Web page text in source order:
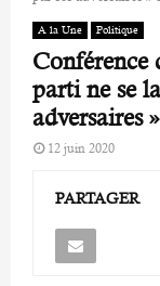
A la Une Politique
Conférence
parti ne se
adversaires
12 juin 2020
PARTAGER